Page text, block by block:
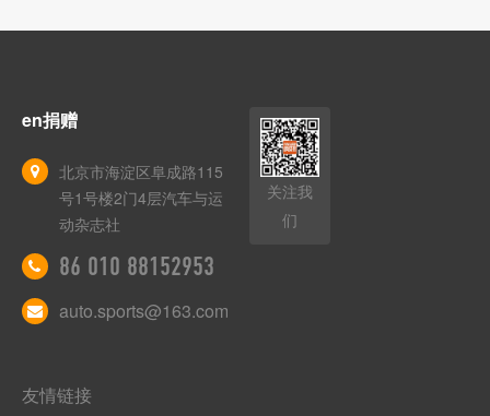
en捐赠
北京市海淀区阜成路115
号1号楼2门4层汽车与运
动杂志社
86 010 88152953
auto.sports@163.com
关注我
们
友情链接